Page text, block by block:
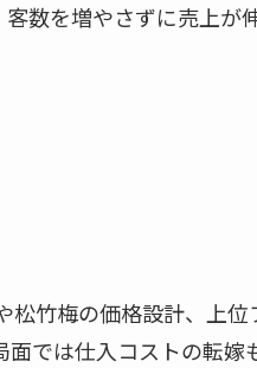
数を増やさずに売上が
竹梅の価格設計、上位
では仕入コストの転嫁